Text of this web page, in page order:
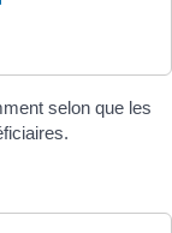
selon que les